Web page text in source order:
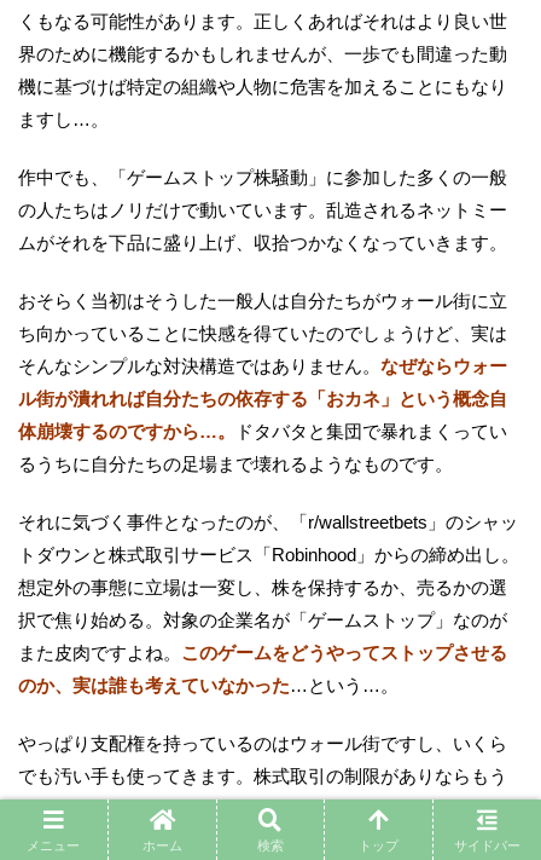
くもなる可能性があります。正しくあればそれはより良い世
界のために機能するかもしれませんが、一歩でも間違った動
機に基づけば特定の組織や人物に危害を加えることにもなり
ますし…。
作中でも、「ゲームストップ株騒動」に参加した多くの一般
の人たちはノリだけで動いています。乱造されるネットミー
ムがそれを下品に盛り上げ、収拾つかなくなっていきます。
おそらく当初はそうした一般人は自分たちがウォール街に立
ち向かっていることに快感を得ていたのでしょうけど、実は
そんなシンプルな対決構造ではありません。 なぜならウォー
ル街が潰れれば自分たちの依存する「おカネ」という概念自
体崩壊するのですから…。
ドタバタと集団で暴れまくってい
るうちに自分たちの足場まで壊れるようなものです。
それに気づく事件となったのが、「r/wallstreetbets」のシャッ
トダウンと株式取引サービス「Robinhood」からの締め出し。
想定外の事態に立場は一変し、株を保持するか、売るかの選
択で焦り始める。対象の企業名が「ゲームストップ」なのが
また皮肉ですよね。 このゲームをどうやってストップさせる
のか、実は誰も考えていなかった…という…。
やっぱり支配権を持っているのはウォール街ですし、いくら
でも汚い手も使ってきます。株式取引の制限がありならもう
何でもできますよね。しかも、相変わらずまたも全然逮捕者
も何もないし…。
メニュー ホーム 検索 トップ サイドバー